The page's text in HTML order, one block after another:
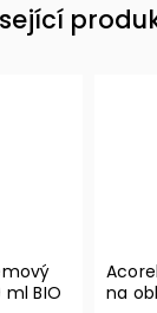
ml BIO
na